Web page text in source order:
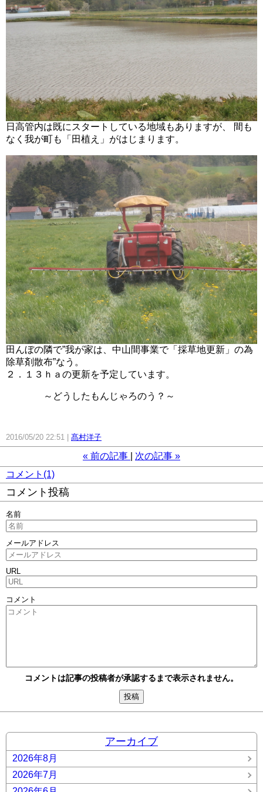
日高管内は既にスタートしている地域もありますが、 間も
なく我が町も「田植え」がはじまります。
田んぼの隣で”我が家は、中山間事業で「採草地更新」の為
除草剤散布”なう。
２．１３ｈａの更新を予定しています。
～どうしたもんじゃろのう？～
2016/05/20 22:51 髙村洋子
« 前の記事 次の記事 »
コメント(1)
コメント投稿
名前
メールアドレス
URL
コメント
コメントは記事の投稿者が承認するまで表示されません。
アーカイブ
2026年8月
2026年7月